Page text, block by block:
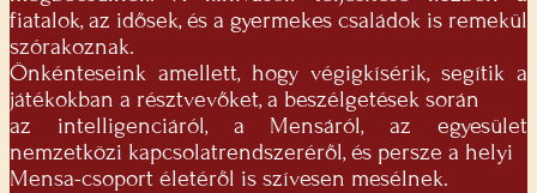
fiatalok, az idősek, és a gyermekes családok is remekül
szórakoznak.
Önkénteseink amellett, hogy végigkísérik, segítik a
játékokban a résztvevőket, a beszélgetések során
az intelligenciáról, a Mensáról, az egyesület
nemzetközi kapcsolatrendszeréről, és persze a helyi
Mensa-csoport életéről is szívesen mesélnek.